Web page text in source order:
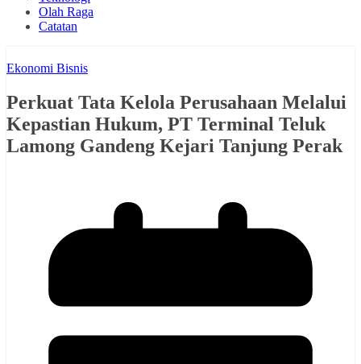
Olah Raga
Catatan
Ekonomi Bisnis
Perkuat Tata Kelola Perusahaan Melalui
Kepastian Hukum, PT Terminal Teluk
Lamong Gandeng Kejari Tanjung Perak